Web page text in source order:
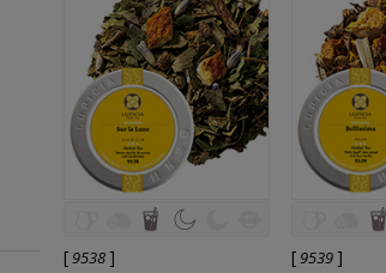
[9538 ] [9539 ]